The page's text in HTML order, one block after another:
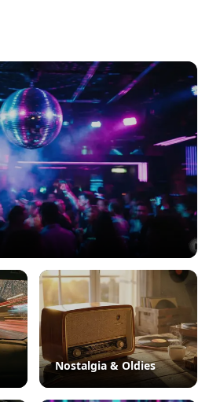
Nostalgia & Oldies